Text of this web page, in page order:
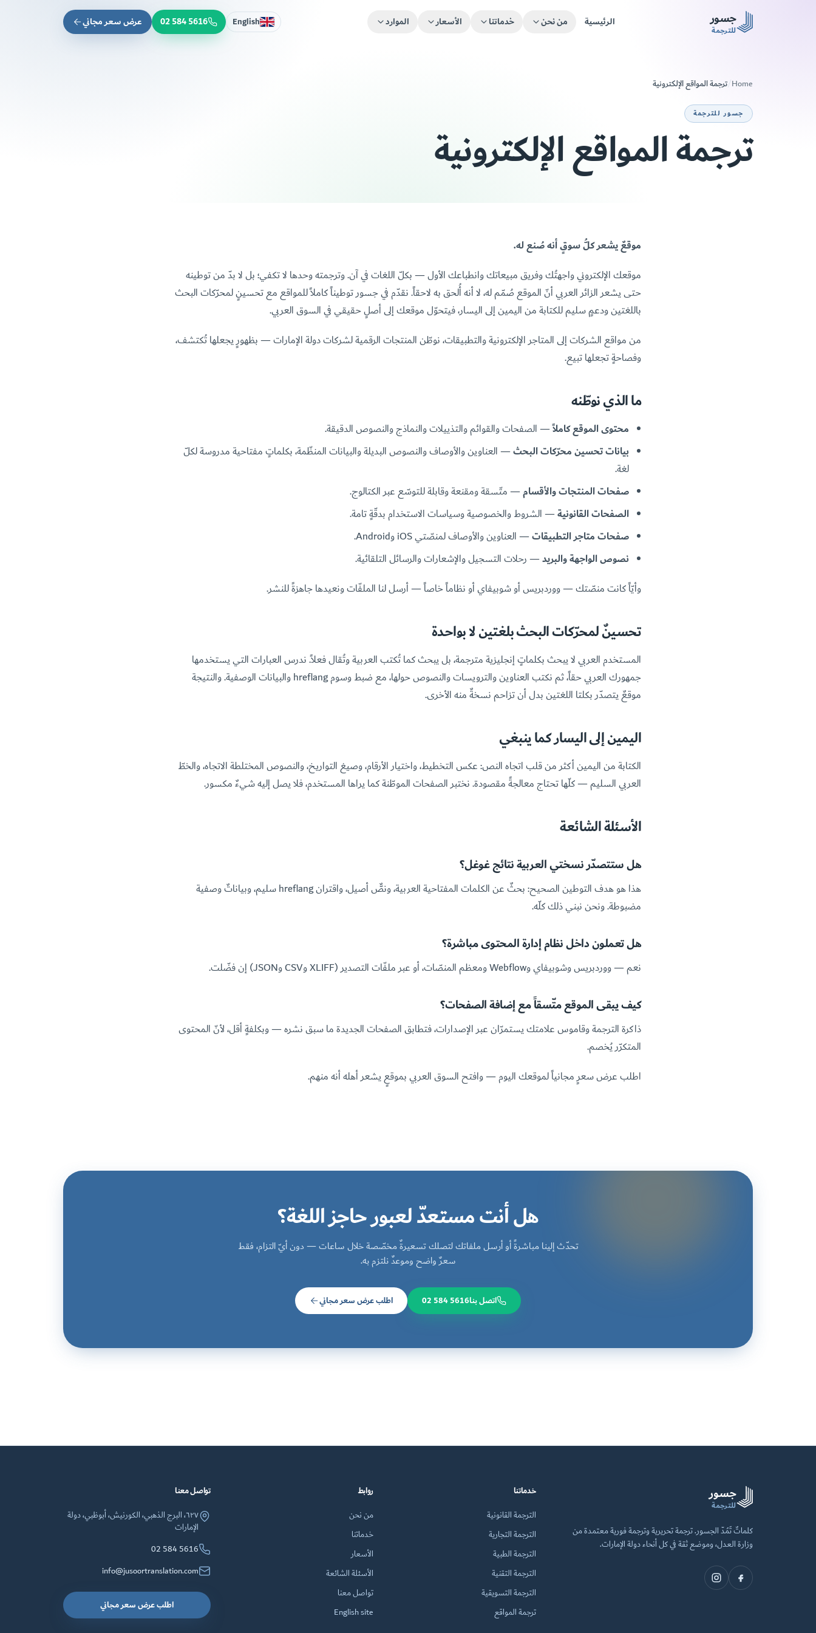
جسور
للترجمة
الرئيسية من نحن خدماتنا الأسعار الموارد English
02 584 5616 عرض سعر مجاني
Home
/ترجمة المواقع الإلكترونية
جسور للترجمة
ترجمة المواقع الإلكترونية
موقعٌ يشعر كلُّ سوقٍ أنه صُنع له.
موقعك الإلكتروني واجهتُك وفريق مبيعاتك وانطباعك الأول — بكلّ اللغات في آن. وترجمته وحدها لا تكفي؛ بل لا بدّ من توطينه
حتى يشعر الزائر العربي أنّ الموقع صُمّم له، لا أنه أُلحق به لاحقاً. نقدّم في جسور توطيناً كاملاً للمواقع مع تحسينٍ لمحرّكات البحث
باللغتين ودعمٍ سليم للكتابة من اليمين إلى اليسار، فيتحوّل موقعك إلى أصلٍ حقيقي في السوق العربي.
من مواقع الشركات إلى المتاجر الإلكترونية والتطبيقات، نوطّن المنتجات الرقمية لشركات دولة الإمارات — بظهورٍ يجعلها تُكتشف،
وفصاحةٍ تجعلها تبيع.
ما الذي نوطّنه
محتوى الموقع كاملاً— الصفحات والقوائم والتذييلات والنماذج والنصوص الدقيقة.
بيانات تحسين محرّكات البحث— العناوين والأوصاف والنصوص البديلة والبيانات المنظّمة، بكلماتٍ مفتاحية مدروسة لكلّ
لغة.
صفحات المنتجات والأقسام— متّسقة ومقنعة وقابلة للتوسّع عبر الكتالوج.
الصفحات القانونية— الشروط والخصوصية وسياسات الاستخدام بدقّةٍ تامة.
صفحات متاجر التطبيقات— العناوين والأوصاف لمنصّتي iOS وAndroid.
نصوص الواجهة والبريد— رحلات التسجيل والإشعارات والرسائل التلقائية.
وأيّاً كانت منصّتك — ووردبريس أو شوبيفاي أو نظاماً خاصاً — أرسل لنا الملفّات ونعيدها جاهزةً للنشر.
تحسينٌ لمحرّكات البحث بلغتين لا بواحدة
المستخدم العربي لا يبحث بكلماتٍ إنجليزية مترجمة، بل يبحث كما تُكتب العربية وتُقال فعلاً. ندرس العبارات التي يستخدمها
جمهورك العربي حقاً، ثم نكتب العناوين والترويسات والنصوص حولها، مع ضبط وسوم hreflang والبيانات الوصفية. والنتيجة
موقعٌ يتصدّر بكلتا اللغتين بدل أن تزاحم نسخةٌ منه الأخرى.
اليمين إلى اليسار كما ينبغي
الكتابة من اليمين أكثر من قلب اتجاه النص: عكس التخطيط، واختيار الأرقام، وصيغ التواريخ، والنصوص المختلطة الاتجاه، والخطّ
العربي السليم — كلّها تحتاج معالجةً مقصودة. نختبر الصفحات الموطّنة كما يراها المستخدم، فلا يصل إليه شيءٌ مكسور.
الأسئلة الشائعة
هل ستتصدّر نسختي العربية نتائج غوغل؟
هذا هو هدف التوطين الصحيح: بحثٌ عن الكلمات المفتاحية العربية، ونصٌّ أصيل، واقتران hreflang سليم، وبياناتٌ وصفية
مضبوطة. ونحن نبني ذلك كلّه.
هل تعملون داخل نظام إدارة المحتوى مباشرة؟
نعم — ووردبريس وشوبيفاي وWebflow ومعظم المنصّات، أو عبر ملفّات التصدير (XLIFF وCSV وJSON) إن فضّلت.
كيف يبقى الموقع متّسقاً مع إضافة الصفحات؟
ذاكرة الترجمة وقاموس علامتك يستمرّان عبر الإصدارات، فتطابق الصفحات الجديدة ما سبق نشره — وبكلفةٍ أقل، لأنّ المحتوى
المتكرّر يُخصم.
اطلب عرض سعرٍ مجانياً لموقعك اليوم — وافتح السوق العربي بموقعٍ يشعر أهله أنه منهم.
هل أنت مستعدّ لعبور حاجز اللغة؟
تحدّث إلينا مباشرةً أو أرسل ملفاتك لتصلك تسعيرةٌ مخصّصة خلال ساعات — دون أيّ التزام، فقط
سعرٌ واضح وموعدٌ نلتزم به.
اتصل بنا02 584 5616 اطلب عرض سعر مجاني
جسور
للترجمة
كلماتٌ تَمُدّ الجسور. ترجمة تحريرية وترجمة فورية معتمدة من
وزارة العدل، وموضع ثقة في كل أنحاء دولة الإمارات.
خدماتنا
الترجمة القانونية
الترجمة التجارية
الترجمة الطبية
الترجمة التقنية
الترجمة التسويقية
ترجمة المواقع
روابط
من نحن
خدماتنا
الأسعار
الأسئلة الشائعة
تواصل معنا
English site
تواصل معنا
٦٢٧، البرج الذهبي، الكورنيش، أبوظبي، دولة
الإمارات
02 584 5616
info@jusoortranslation.com
اطلب عرض سعر مجاني